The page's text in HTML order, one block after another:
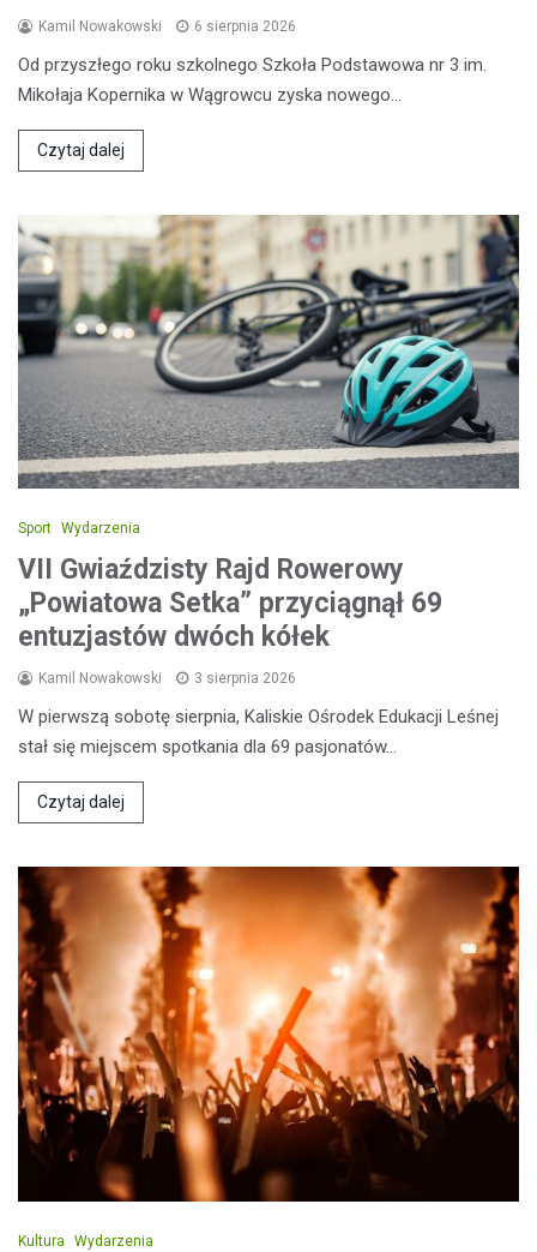
Kamil Nowakowski 6 sierpnia 2026
Od przyszłego roku szkolnego Szkoła Podstawowa nr 3 im.
Mikołaja Kopernika w Wągrowcu zyska nowego…
Czytaj dalej
Sport Wydarzenia
VII Gwiaździsty Rajd Rowerowy
„Powiatowa Setka” przyciągnął 69
entuzjastów dwóch kółek
Kamil Nowakowski 3 sierpnia 2026
W pierwszą sobotę sierpnia, Kaliskie Ośrodek Edukacji Leśnej
stał się miejscem spotkania dla 69 pasjonatów…
Czytaj dalej
Kultura Wydarzenia